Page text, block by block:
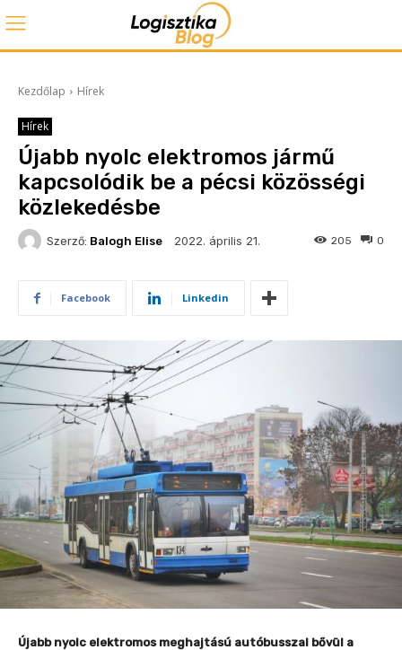
Kezdőlap Hírek
Hírek
Újabb nyolc elektromos jármű
kapcsolódik be a pécsi közösségi
közlekedésbe
Szerző: Balogh Elise 2022. április 21. 0
205
Facebook Linkedin
Újabb nyolc elektromos meghajtású autóbusszal bővül a